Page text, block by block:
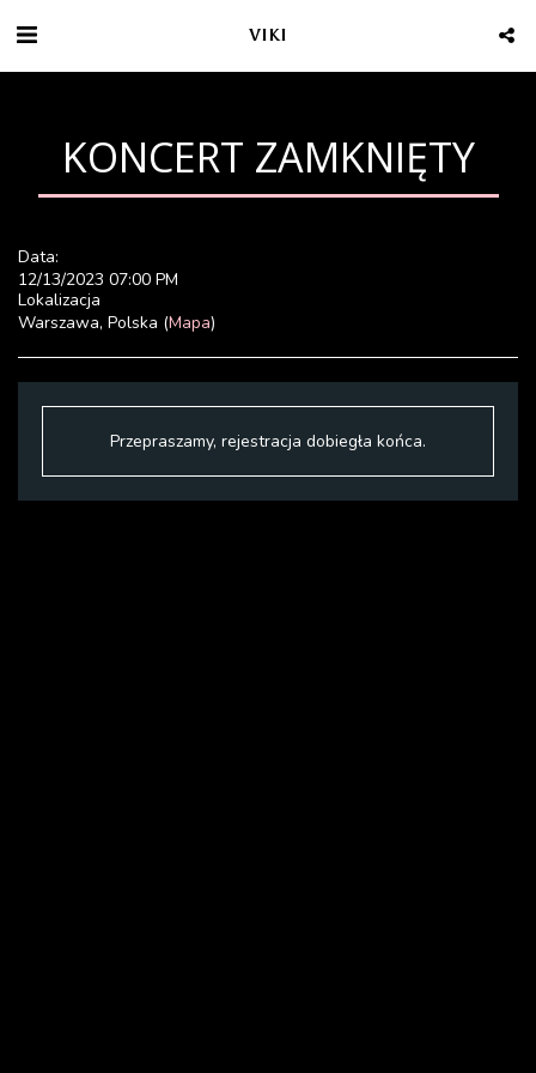
VIKI
KONCERT ZAMKNIĘTY
Data:
12/13/2023 07:00 PM
Lokalizacja
Warszawa, Polska (Mapa)
Przepraszamy, rejestracja dobiegła końca.